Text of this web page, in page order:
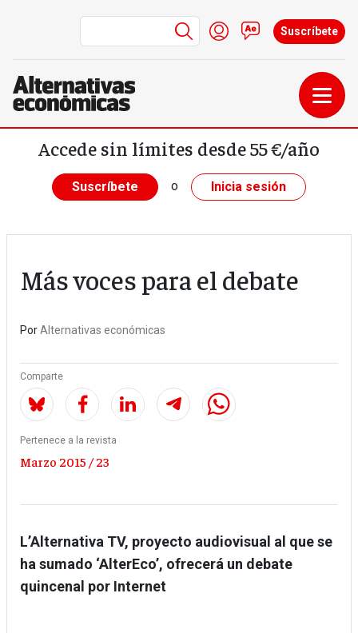
Pasar al contenido principal
Menú de cuenta de
Iniciar sesión
Contacto
Suscríbete
Accede sin límites desde 55 €/año
Suscríbete o Inicia sesión
Más voces para el debate
PorAlternativas económicas
Comparte
Pertenece a la revista
Marzo 2015 / 23
L’Alternativa TV, proyecto audiovisual al que se
ha sumado ‘AlterEco’, ofrecerá un debate
quincenal por Internet